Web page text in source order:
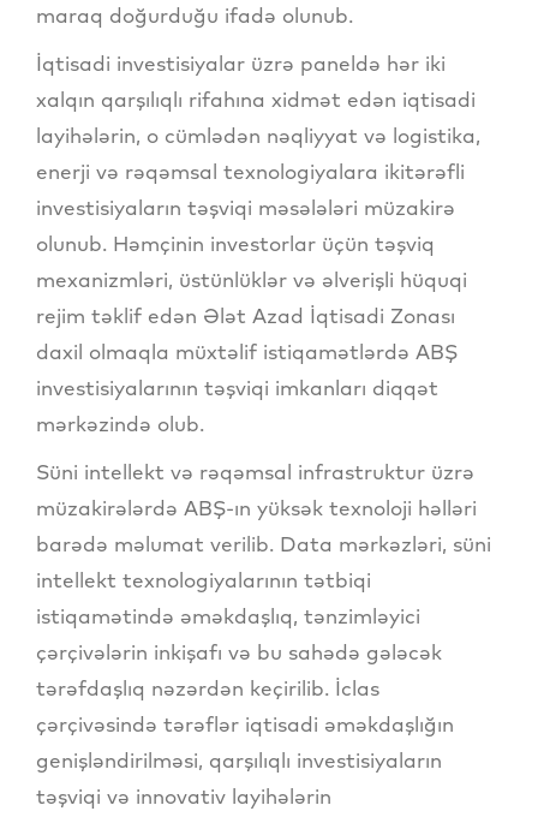
maraq doğurduğu ifadə olunub.
İqtisadi investisiyalar üzrə paneldə hər iki
xalqın qarşılıqlı rifahına xidmət edən iqtisadi
layihələrin, o cümlədən nəqliyyat və logistika,
enerji və rəqəmsal texnologiyalara ikitərəfli
investisiyaların təşviqi məsələləri müzakirə
olunub. Həmçinin investorlar üçün təşviq
mexanizmləri, üstünlüklər və əlverişli hüquqi
rejim təklif edən Ələt Azad İqtisadi Zonası
daxil olmaqla müxtəlif istiqamətlərdə ABŞ
investisiyalarının təşviqi imkanları diqqət
mərkəzində olub.
Süni intellekt və rəqəmsal infrastruktur üzrə
müzakirələrdə ABŞ-ın yüksək texnoloji həlləri
barədə məlumat verilib. Data mərkəzləri, süni
intellekt texnologiyalarının tətbiqi
istiqamətində əməkdaşlıq, tənzimləyici
çərçivələrin inkişafı və bu sahədə gələcək
tərəfdaşlıq nəzərdən keçirilib. İclas
çərçivəsində tərəflər iqtisadi əməkdaşlığın
genişləndirilməsi, qarşılıqlı investisiyaların
təşviqi və innovativ layihələrin